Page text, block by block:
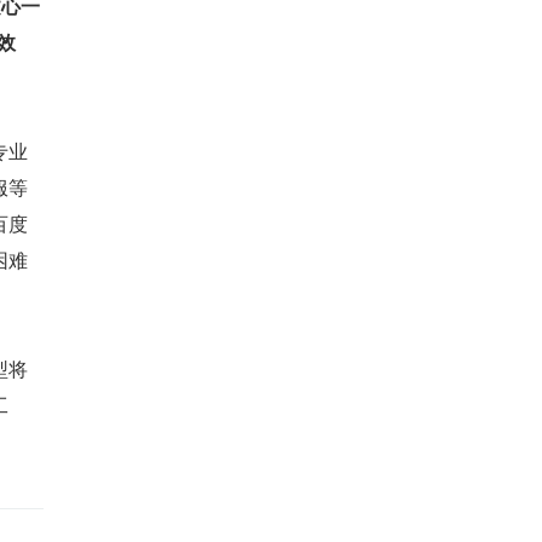
业
等
度
难
将